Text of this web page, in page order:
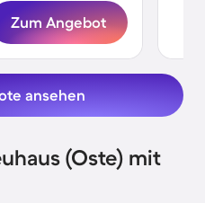
Zum Angebot
ansehen
(Oste) mit